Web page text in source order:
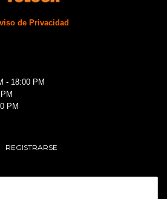
de Privacidad
- 18:00 PM
PM
REGISTRARSE